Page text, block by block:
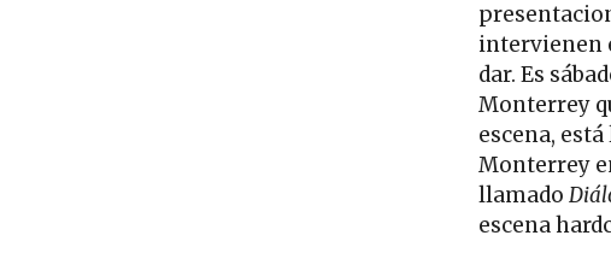
intervienen
dar. Es
Monterrey
escena,
Monterrey
llamado
escena